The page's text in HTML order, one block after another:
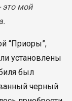
это мой
“Приоры”,
установлены
был
черный